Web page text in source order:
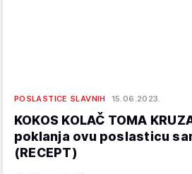
POSLASTICE SLAVNIH 15.06.2023.
KOKOS KOLAČ TOMA
poklanja ovu poslasticu
(RECEPT)